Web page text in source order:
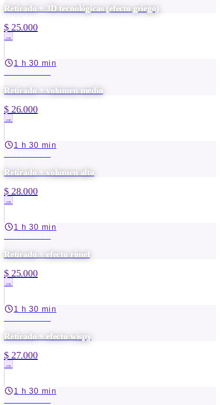
Retirado + 3D tecnológicas (efecto griego)
$ 25.000
→
1 h 30 min
Retirado + volumen medio
$ 26.000
→
1 h 30 min
Retirado + volumen alto
$ 28.000
→
1 h 30 min
Retirado + efecto rímel
$ 25.000
→
1 h 30 min
Retirado + efecto wispy
$ 27.000
→
1 h 30 min